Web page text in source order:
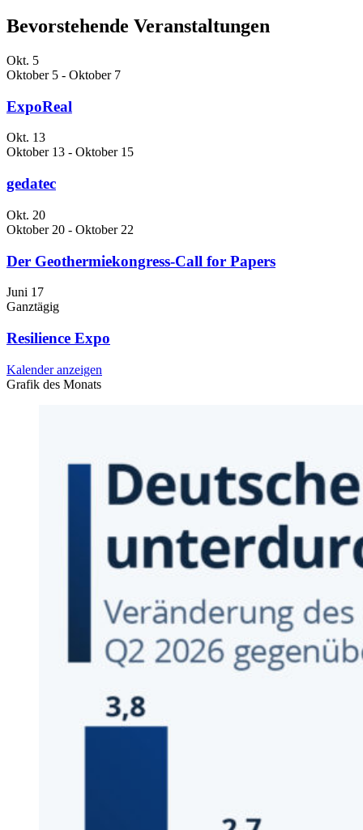
Bevorstehende Veranstaltungen
Okt. 5
Oktober 5 - Oktober 7
ExpoReal
Okt. 13
Oktober 13 - Oktober 15
gedatec
Okt. 20
Oktober 20 - Oktober 22
Der Geothermiekongress-Call for Papers
Juni 17
Ganztägig
Resilience Expo
Kalender anzeigen
Grafik des Monats